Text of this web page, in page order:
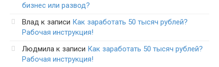
бизнес или развод?
Влад к записи Как заработать 50 тысяч рублей?
Рабочая инструкция!
Людмила к записи Как заработать 50 тысяч рублей?
Рабочая инструкция!